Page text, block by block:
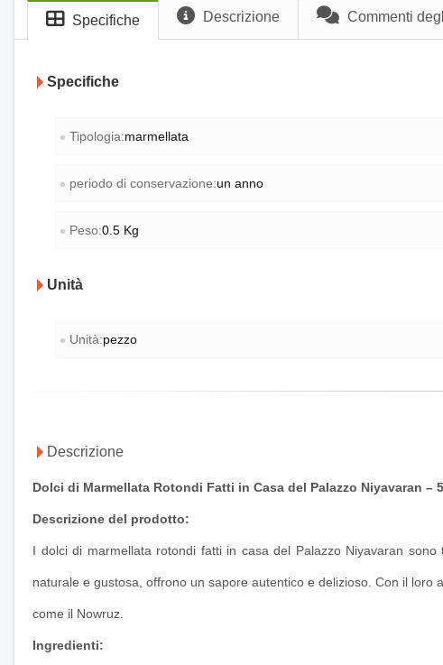
Specifiche Descrizione Commenti
Specifiche
Tipologia:marmellata
periodo di conservazione:un anno
Peso:0.5 Kg
Unità
Unità:pezzo
Descrizione
Dolci di Marmellata Rotondi Fatti in Casa del Palazzo Niyavaran –
Descrizione del prodotto:
I dolci di marmellata rotondi fatti in casa del Palazzo Niyavaran
naturale e gustosa, offrono un sapore autentico e delizioso. Con il
come il Nowruz.
Ingredienti: